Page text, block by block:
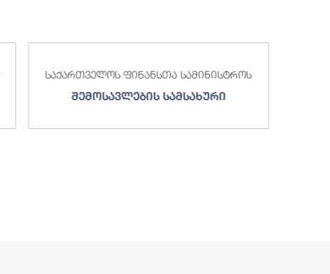
საქართველოს ფინანსთა სამინისტროს
შემოსავლების სამსახური